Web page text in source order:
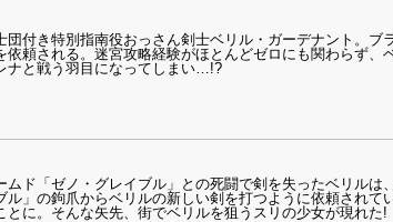
団付き特別指南役おっさん剣士ベリル・ガーデナント。
依頼される。迷宮攻略経験がほとんどゼロにも関わらず
ナと戦う羽目になってしまい…!?
ムド「ゼノ・グレイブル」との死闘で剣を失ったベリル
ル」の鉤爪からベリルの新しい剣を打つように依頼され
とに。そんな矢先、街でベリルを狙うスリの少女が現れ